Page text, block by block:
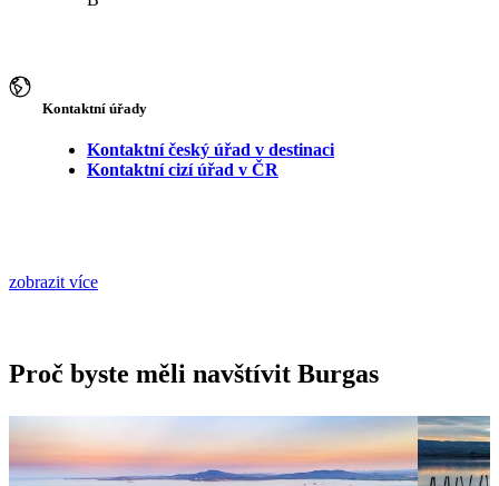
Kontaktní úřady
Kontaktní český úřad v destinaci
Kontaktní cizí úřad v ČR
zobrazit více
Proč byste měli navštívit Burgas